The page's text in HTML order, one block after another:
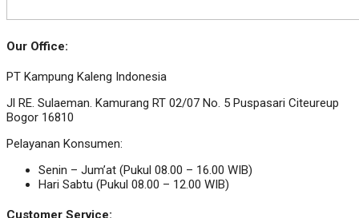
Our Office:
PT Kampung Kaleng Indonesia
Jl RE. Sulaeman. Kamurang RT 02/07 No. 5 Puspasari Citeureup
Bogor 16810
Pelayanan Konsumen:
Senin – Jum’at (Pukul 08.00 – 16.00 WIB)
Hari Sabtu (Pukul 08.00 – 12.00 WIB)
Customer Service: